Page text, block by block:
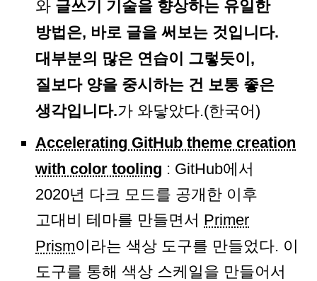
와 글쓰기 기술을 향상하는 유일한
방법은, 바로 글을 써보는 것입니다.
대부분의 많은 연습이 그렇듯이,
질보다 양을 중시하는 건 보통 좋은
생각입니다.가 와닿았다.(한국어)
Accelerating GitHub theme creation
with color tooling : GitHub에서
2020년 다크 모드를 공개한 이후
고대비 테마를 만들면서 Primer
Prism이라는 색상 도구를 만들었다. 이
도구를 통해 색상 스케일을 만들어서